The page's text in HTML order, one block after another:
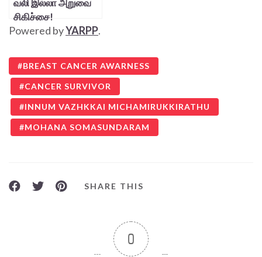
வலி இல்லா அறுவை
சிகிச்சை!
Powered byYARPP.
BREAST CANCER AWARNESS
CANCER SURVIVOR
INNUM VAZHKKAI MICHAMIRUKKIRATHU
MOHANA SOMASUNDARAM
SHARE THIS
0